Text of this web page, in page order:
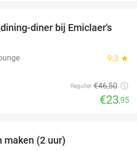
48%
diner bij Emiclaer's
9.3 star
Regulier €46,50
€23,95
maken (2 uur)